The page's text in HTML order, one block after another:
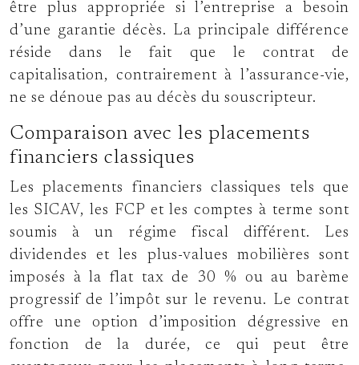
être plus appropriée si l’entreprise a besoin
d’une garantie décès. La principale différence
réside dans le fait que le contrat de
capitalisation, contrairement à l’assurance-vie,
ne se dénoue pas au décès du souscripteur.
Comparaison avec les placements
financiers classiques
Les placements financiers classiques tels que
les SICAV, les FCP et les comptes à terme sont
soumis à un régime fiscal différent. Les
dividendes et les plus-values mobilières sont
imposés à la flat tax de 30 % ou au barème
progressif de l’impôt sur le revenu. Le contrat
offre une option d’imposition dégressive en
fonction de la durée, ce qui peut être